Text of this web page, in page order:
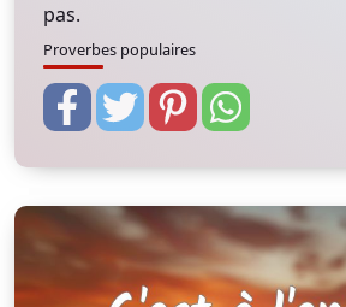
pas.
Proverbes populaires